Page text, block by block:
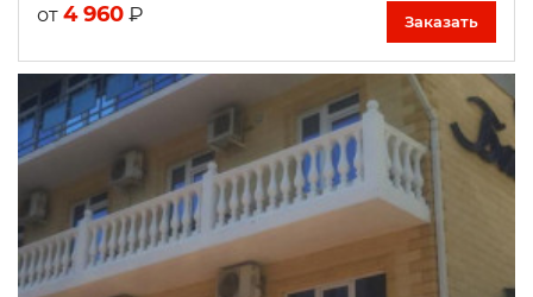
от 4 960 ₽ Заказать